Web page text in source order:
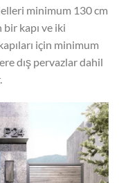
minimum 130 cm
kapı ve iki
için minimum
dış pervazlar dahil